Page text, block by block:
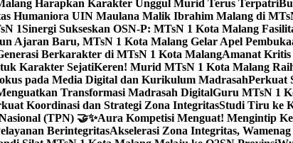
Harapkan Karakter Unggul Murid Terus Terpatri
Humaniora UIN Maulana Malik Ibrahim Malang di
1Sinergi Sukseskan OSN-P: MTsN 1 Kota Malang
Ajaran Baru, MTsN 1 Kota Malang Gelar Apel
Berkarakter di MTsN 1 Kota MalangAmanat Kritis
Karakter SejatiKeren! Murid MTsN 1 Kota Malang
pada Media Digital dan Kurikulum MadrasahPerkuat
Transformasi Madrasah DigitalGuru MTsN 1
Koordinasi dan Strategi Zona IntegritasStudi Tiru ke
(TPN) 🤝✨Aura Kompetisi Menguat! Mengintip
BerintegritasAkselerasi Zona Integritas,